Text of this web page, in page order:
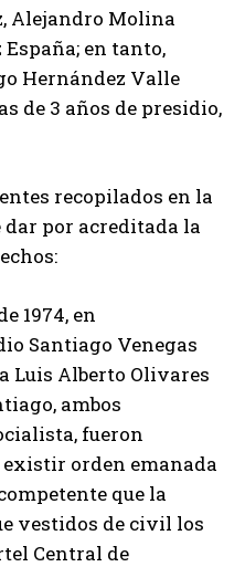
Alejandro Molina
en tanto,
Hernández Valle
de 3 años de presidio,
recopilados en la
por acreditada la
1974, en
Santiago Venegas
Luis Alberto Olivares
ambos
fueron
orden emanada
que la
vestidos de civil los
Central de